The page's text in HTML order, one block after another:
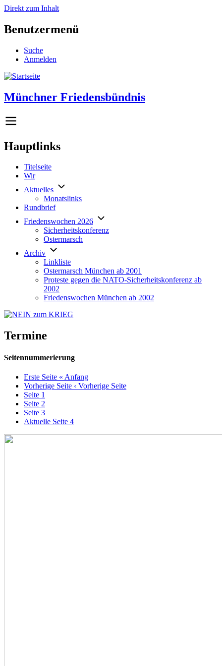
Direkt zum Inhalt
Benutzermenü
Suche
Anmelden
Münchner Friedensbündnis
Hauptlinks
Titelseite
Wir
Aktuelles
Monatslinks
Rundbrief
Friedenswochen 2026
Sicherheitskonferenz
Ostermarsch
Archiv
Linkliste
Ostermarsch München ab 2001
Proteste gegen die NATO-Sicherheitskonferenz ab
2002
Friedenswochen München ab 2002
Termine
Seitennummerierung
Erste Seite « Anfang
Vorherige Seite ‹ Vorherige Seite
Seite 1
Seite 2
Seite 3
Aktuelle Seite 4